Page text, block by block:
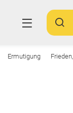
Ermutigung